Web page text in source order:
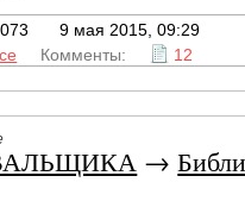
9 мая 2015, 09:29
Комменты: 12
→